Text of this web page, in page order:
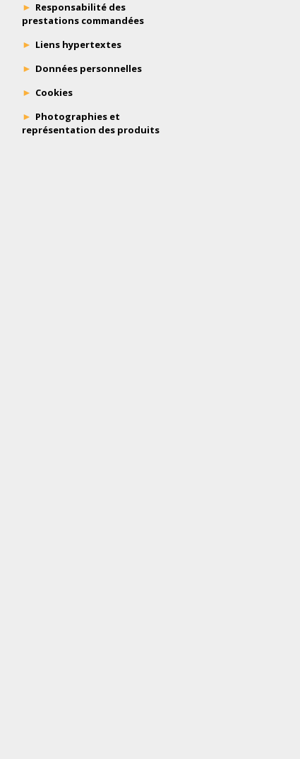
Responsabilité des
prestations commandées
Liens hypertextes
Données personnelles
Cookies
Photographies et
représentation des produits